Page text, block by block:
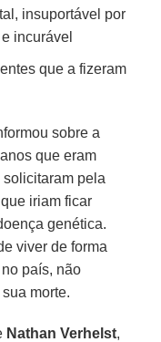
insuportável por
incurável
que a fizeram
sobre a
que eram
solicitaram pela
iriam ficar
genética.
viver de forma
país, não
morte.
Nathan Verhelst,